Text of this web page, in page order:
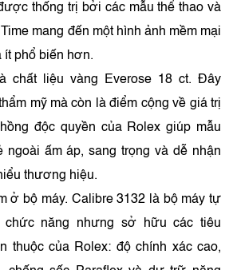
thống trị bởi các mẫu thể thao và
mang đến một hình ảnh mềm mại
ít phổ biến hơn.
chất liệu vàng Everose 18 ct. Đây
mỹ mà còn là điểm cộng về giá trị
độc quyền của Rolex giúp mẫu
ngoài ấm áp, sang trọng và dễ nhận
thương hiệu.
ở bộ máy. Calibre 3132 là bộ máy tự
năng nhưng sở hữu các tiêu
thuộc của Rolex: độ chính xác cao,